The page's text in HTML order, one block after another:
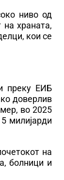
ниво од
на храната,
кои се
преку ЕИБ
доверлив
во 2025
милијарди
на
болници и